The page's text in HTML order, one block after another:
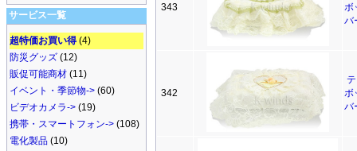
サービス一覧
超特価お買い得(4)
防災グッズ (12)
販促可能商材 (11)
イベント・季節物-> (60)
ビデオカメラ-> (19)
携帯・スマートフォン-> (108)
電化製品 (10)
343
ボ
バ
342
ボ
バ